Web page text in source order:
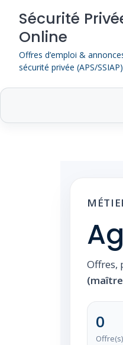
content
Sécurité
Online
Offres d’emploi &
sécurité privée (APS/
Offres,
0
Offre(s)